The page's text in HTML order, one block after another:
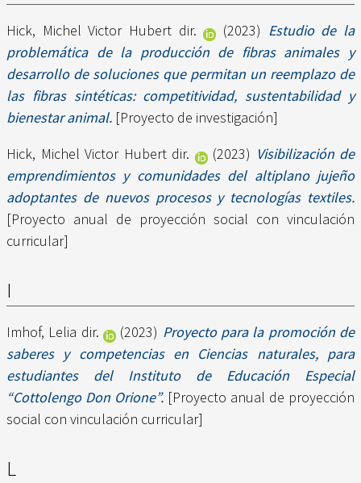
Hick, Michel Victor Hubert dir. (2023) Estudio de la
problemática de la producción de fibras animales y
desarrollo de soluciones que permitan un reemplazo de
las fibras sintéticas: competitividad, sustentabilidad y
bienestar animal. [Proyecto de investigación]
Hick, Michel Victor Hubert dir.
(2023) Visibilización de
emprendimientos y comunidades del altiplano jujeño
adoptantes de nuevos procesos y tecnologías textiles.
[Proyecto anual de proyección social con vinculación
curricular]
I
Imhof, Lelia dir. (2023) Proyecto para la promoción de
saberes y competencias en Ciencias naturales, para
estudiantes del Instituto de Educación Especial
“Cottolengo Don Orione”. [Proyecto anual de proyección
social con vinculación curricular]
L